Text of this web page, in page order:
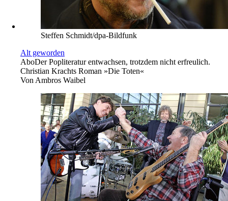
Steffen Schmidt/dpa-Bildfunk
Alt geworden
AboDer Popliteratur entwachsen, trotzdem nicht erfreulich.
Christian Krachts Roman »Die Toten«
Von Ambros Waibel